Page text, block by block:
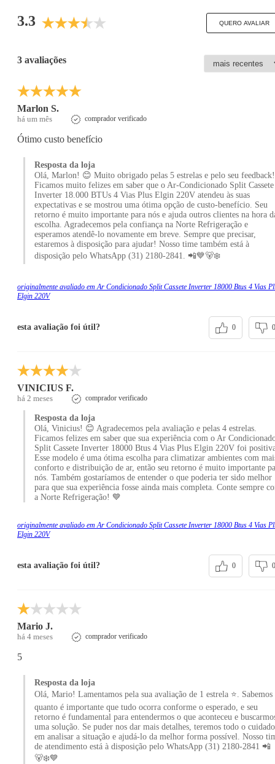
3.3 QUERO AVALIAR
3 avaliações
Marlon S.
há um mês comprador verificado
Ótimo custo benefício
Resposta da loja
Olá, Marlon! 😊 Muito obrigado pelas 5 estrelas e pelo seu feedback!
Ficamos muito felizes em saber que o Ar-Condicionado Split Cassete
Inverter 18.000 BTUs 4 Vias Plus Elgin 220V atendeu às suas
expectativas e se mostrou uma ótima opção de custo-benefício. Seu
retorno é muito importante para nós e ajuda outros clientes na hora
escolha. Agradecemos pela confiança na Norte Refrigeração e
esperamos atendê-lo novamente em breve. Sempre que precisar,
estaremos à disposição para ajudar! Nosso time também está à
disposição pelo WhatsApp (31) 2180-2841. 📲💙🐻‍❄️
originalmente avaliado em Ar Condicionado Split Cassete Inverter 18000 Btus 4 Vias
Elgin 220V
esta avaliação foi útil? 0 0
VINICIUS F.
há 2 meses comprador verificado
Resposta da loja
Olá, Vinicius! 😊 Agradecemos pela avaliação e pelas 4 estrelas.
Ficamos felizes em saber que sua experiência com o Ar
Split Cassete Inverter 18000 Btus 4 Vias Plus Elgin 220V foi
Esse modelo é uma ótima escolha para climatizar ambientes com
conforto e distribuição de ar, então seu retorno é muito importante
nós. Também gostaríamos de entender o que poderia ter sido melhor
para que sua experiência fosse ainda mais completa. Conte sempre
a Norte Refrigeração! 💙
originalmente avaliado em Ar Condicionado Split Cassete Inverter 18000 Btus 4 Vias
Elgin 220V
esta avaliação foi útil? 0 0
Mario J.
há 4 meses comprador verificado
5
Resposta da loja
Olá, Mario! Lamentamos pela sua avaliação de 1 estrela ⭐. Sabemos
quanto é importante que tudo ocorra conforme o esperado, e seu
retorno é fundamental para entendermos o que aconteceu e
uma solução. Se puder nos dar mais detalhes, teremos todo o cuidado
em analisar a situação e ajudá-lo da melhor forma possível. Nosso
de atendimento está à disposição pelo WhatsApp (31) 2180-2841 📲
🐻‍❄️💙